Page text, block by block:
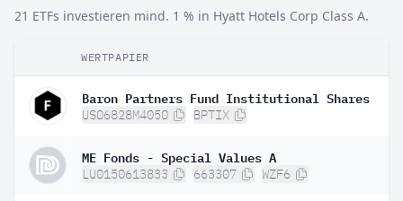
21 ETFs investieren mind. 1 % in Hyatt Hotels Corp Class A.
WERTPAPIER
Baron Partners Fund Institutional Shares
US06828M4050 BPTIX
ME Fonds - Special Values A
LU0150613833 663307 WZF6